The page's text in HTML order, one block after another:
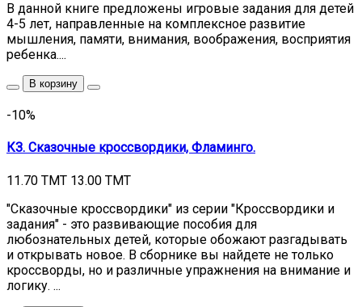
В данной книге предложены игровые задания для детей
4-5 лет, направленные на комплексное развитие
мышления, памяти, внимания, воображения, восприятия
ребенка....
В корзину
-10%
КЗ. Сказочные кроссвордики, Фламинго.
11.70 TMT 13.00 TMT
"Сказочные кроссвордики" из серии "Кроссвордики и
задания" - это развивающие пособия для
любознательных детей, которые обожают разгадывать
и открывать новое. В сборнике вы найдете не только
кроссворды, но и различные упражнения на внимание и
логику. ...